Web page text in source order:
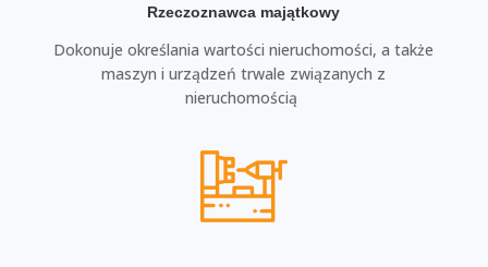
Rzeczoznawca majątkowy
Dokonuje określania wartości nieruchomości, a także
maszyn i urządzeń trwale związanych z
nieruchomością